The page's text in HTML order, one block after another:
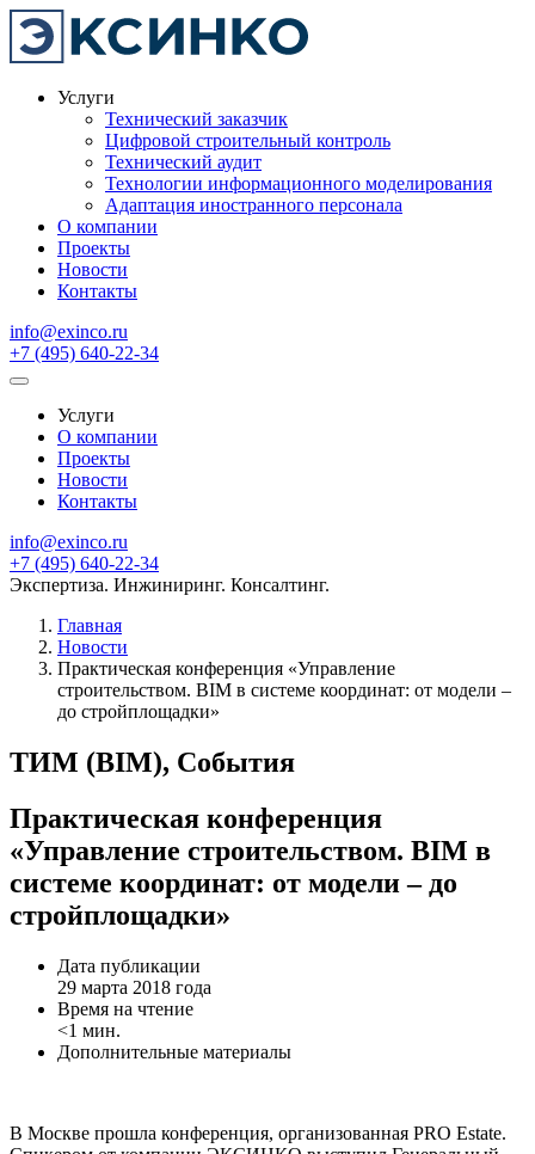
Услуги
Технический заказчик
Цифровой строительный контроль
Технический аудит
Технологии информационного моделирования
Адаптация иностранного персонала
О компании
Проекты
Новости
Контакты
info@exinco.ru
+7 (495) 640-22-34
Услуги
О компании
Проекты
Новости
Контакты
info@exinco.ru
+7 (495) 640-22-34
Экспертиза. Инжиниринг. Консалтинг.
Главная
Новости
Практическая конференция «Управление
строительством. BIM в системе координат: от модели –
до стройплощадки»
ТИМ (BIM), События
Практическая конференция
«Управление строительством. BIM в
системе координат: от модели – до
стройплощадки»
Дата публикации
29 марта 2018 года
Время на чтение
<1 мин.
Дополнительные материалы
В Москве прошла конференция, организованная PRO Estate.